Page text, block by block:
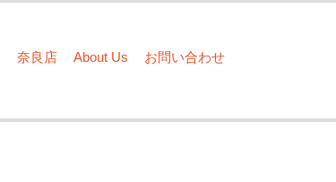
奈良店 About Us お問い合わせ